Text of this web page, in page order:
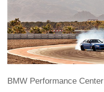
BMW Performance Center